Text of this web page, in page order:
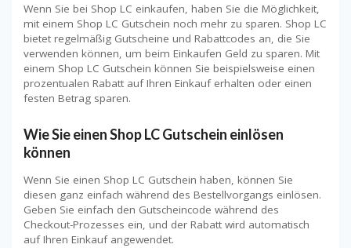
Wenn Sie bei Shop LC einkaufen, haben Sie die Möglichkeit,
mit einem Shop LC Gutschein noch mehr zu sparen. Shop LC
bietet regelmäßig Gutscheine und Rabattcodes an, die Sie
verwenden können, um beim Einkaufen Geld zu sparen. Mit
einem Shop LC Gutschein können Sie beispielsweise einen
prozentualen Rabatt auf Ihren Einkauf erhalten oder einen
festen Betrag sparen.
Wie Sie einen Shop LC Gutschein einlösen
können
Wenn Sie einen Shop LC Gutschein haben, können Sie
diesen ganz einfach während des Bestellvorgangs einlösen.
Geben Sie einfach den Gutscheincode während des
Checkout-Prozesses ein, und der Rabatt wird automatisch
auf Ihren Einkauf angewendet.